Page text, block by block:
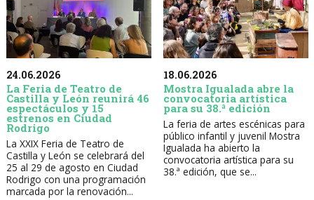
24.06.2026
La Feria de Teatro de
Castilla y León reunirá 46
espectáculos y 15
estrenos en Ciudad
Rodrigo
La XXIX Feria de Teatro de
Castilla y León se celebrará del
25 al 29 de agosto en Ciudad
Rodrigo con una programación
marcada por la renovación...
18.06.2026
Mostra Igualada abre la
convocatoria artística
para su 38.ª edición
La feria de artes escénicas para
público infantil y juvenil Mostra
Igualada ha abierto la
convocatoria artística para su
38.ª edición, que se...